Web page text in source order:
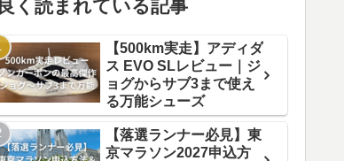
良く読まれている記事
【500km実走】アディダ
ス EVO SLレビュー｜ジ
ョグからサブ3まで使え
る万能シューズ
【落選ランナー必見】東
京マラソン2027申込方